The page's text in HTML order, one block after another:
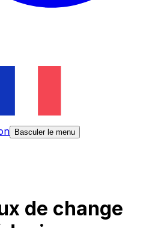
Basculer le menu
de change